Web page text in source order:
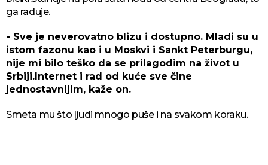
ga raduje.
- Sve je neverovatno blizu i dostupno. Mladi su u
istom fazonu kao i u Moskvi i Sankt Peterburgu,
nije mi bilo teško da se prilagodim na život u
Srbiji.Internet i rad od kuće sve čine
jednostavnijim, kaže on.
Smeta mu što ljudi mnogo puše i na svakom koraku.